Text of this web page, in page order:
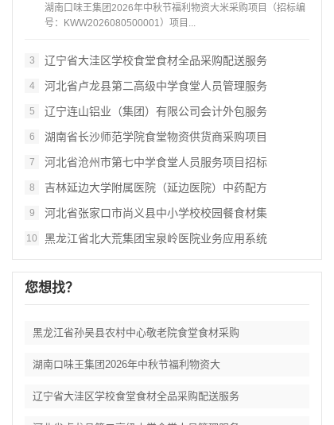
湖南口味王集团2026年中秋节福利物资大米采购项目（招标编
号：KWW2026080500001）项目...
3 辽宁省大洼区学校食堂食材全品采购配送服务
4 河北省卢龙县第二高级中学食堂人员管理服务
5 辽宁连山铝业（集团）有限公司会计外包服务
6 湖南省长沙师范学院食堂物资供货商采购项目
7 河北省沧州市第七中学食堂人员服务项目招标
8 吉林延边大学附属医院（延边医院）中药配方
9 河北省张家口市尚义县中小学校校园餐食材集
10 黑龙江省北大荒集团宝泉岭医院业务应用系统
您想找？
黑龙江省孙吴县农村中心敬老院食堂食材采购
湖南口味王集团2026年中秋节福利物资大
辽宁省大洼区学校食堂食材全品采购配送服务